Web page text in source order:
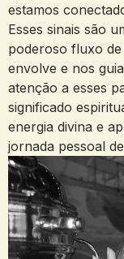
estamos
Esses sinais são
poderoso fluxo
envolve e nos
atenção a esses
significado
energia divina e
jornada pessoal